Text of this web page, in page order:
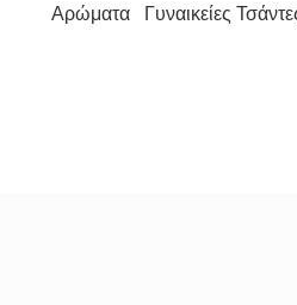
Αρώματα Γυναικείες